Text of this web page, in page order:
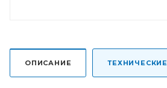
ОПИСАНИЕ